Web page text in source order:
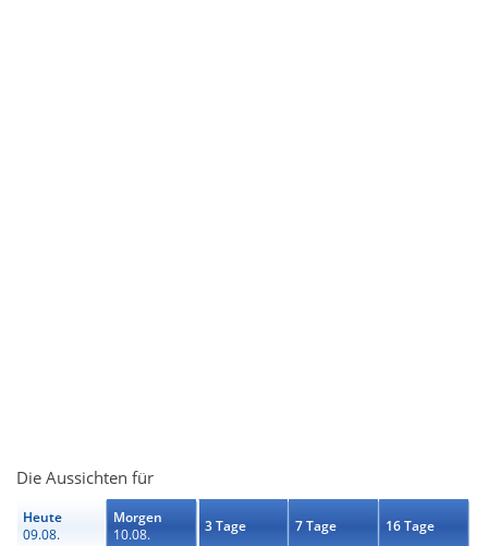
Die Aussichten für
Heute
09.08.
Morgen
10.08.
3 Tage 7 Tage 16 Tage